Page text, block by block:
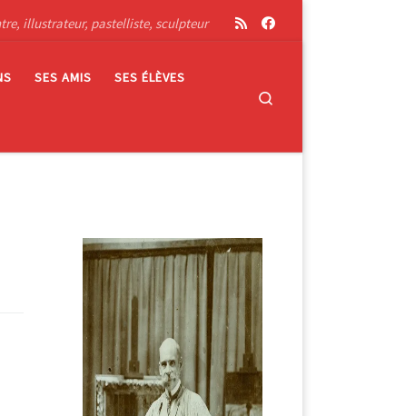
illustrateur, pastelliste, sculpteur
SES AMIS SES ÉLÈVES